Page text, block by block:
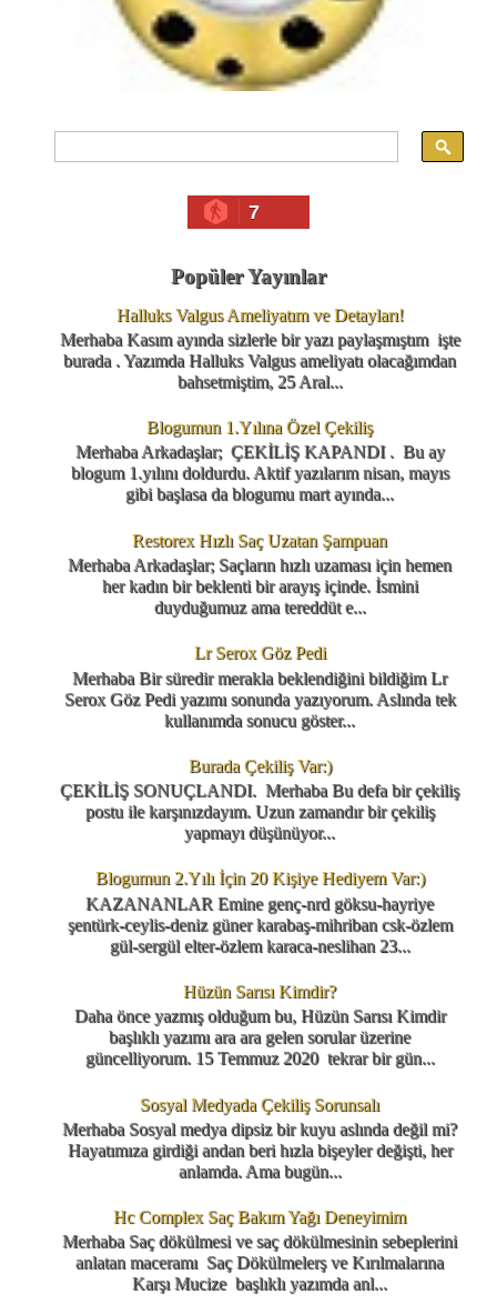
7
Popüler Yayınlar
Halluks Valgus Ameliyatım ve Detayları!
Merhaba Kasım ayında sizlerle bir yazı paylaşmıştım işte
burada . Yazımda Halluks Valgus ameliyatı olacağımdan
bahsetmiştim, 25 Aral...
Blogumun 1.Yılına Özel Çekiliş
Merhaba Arkadaşlar; ÇEKİLİŞ KAPANDI . Bu ay
blogum 1.yılını doldurdu. Aktif yazılarım nisan, mayıs
gibi başlasa da blogumu mart ayında...
Restorex Hızlı Saç Uzatan Şampuan
Merhaba Arkadaşlar; Saçların hızlı uzaması için hemen
her kadın bir beklenti bir arayış içinde. İsmini
duyduğumuz ama tereddüt e...
Lr Serox Göz Pedi
Merhaba Bir süredir merakla beklendiğini bildiğim Lr
Serox Göz Pedi yazımı sonunda yazıyorum. Aslında tek
kullanımda sonucu göster...
Burada Çekiliş Var:)
ÇEKİLİŞ SONUÇLANDI. Merhaba Bu defa bir çekiliş
postu ile karşınızdayım. Uzun zamandır bir çekiliş
yapmayı düşünüyor...
Blogumun 2.Yılı İçin 20 Kişiye Hediyem Var:)
KAZANANLAR Emine genç-nrd göksu-hayriye
şentürk-ceylis-deniz güner karabaş-mihriban csk-özlem
gül-sergül elter-özlem karaca-neslihan 23...
Hüzün Sarısı Kimdir?
Daha önce yazmış olduğum bu, Hüzün Sarısı Kimdir
başlıklı yazımı ara ara gelen sorular üzerine
güncelliyorum. 15 Temmuz 2020 tekrar bir gün...
Sosyal Medyada Çekiliş Sorunsalı
Merhaba Sosyal medya dipsiz bir kuyu aslında değil mi?
Hayatımıza girdiği andan beri hızla bişeyler değişti, her
anlamda. Ama bugün...
Hc Complex Saç Bakım Yağı Deneyimim
Merhaba Saç dökülmesi ve saç dökülmesinin sebeplerini
anlatan maceramı Saç Dökülmelerş ve Kırılmalarına
Karşı Mucize başlıklı yazımda anl...